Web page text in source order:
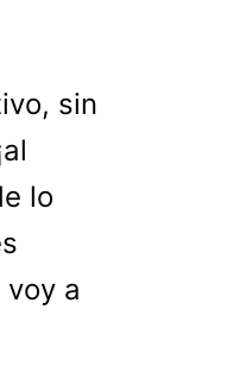
sin
lo
a